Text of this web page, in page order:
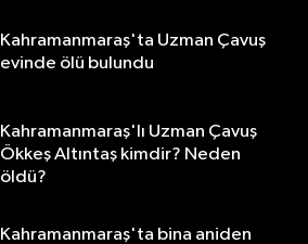
Kahramanmaraş'ta Uzman Çavuş
evinde ölü bulundu
Kahramanmaraş'lı Uzman Çavuş
Ökkeş Altıntaş kimdir? Neden
öldü?
Kahramanmaraş'ta bina aniden